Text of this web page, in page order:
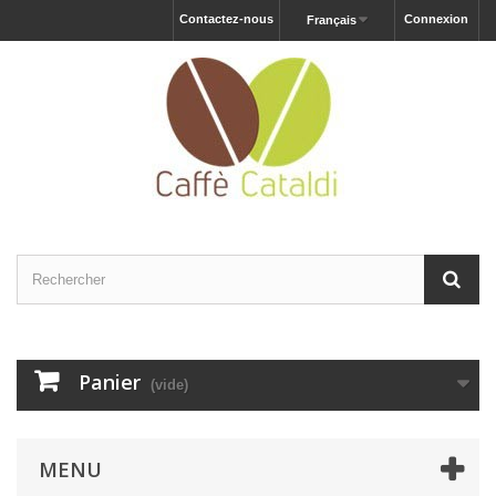
Connexion
Français
Contactez-nous
Panier (vide)
MENU